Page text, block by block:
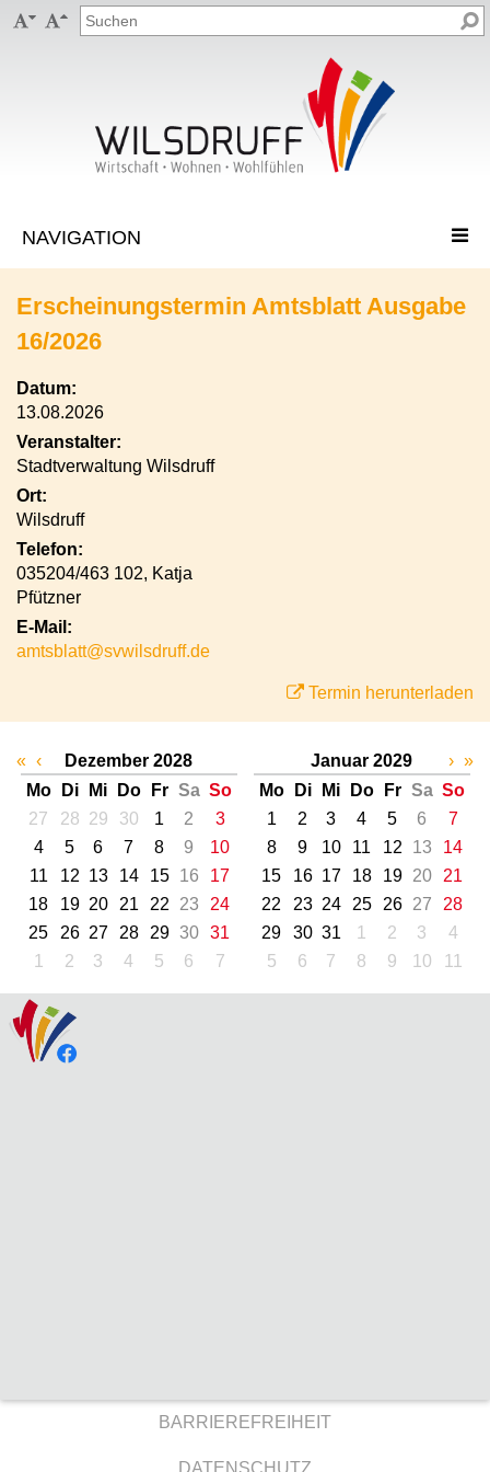
 
Erscheinungstermin Amtsblatt Ausgabe
16/2026
Datum:
13.08.2026
Veranstalter:
Stadtverwaltung Wilsdruff
Ort:
Wilsdruff
Telefon:
035204/463 102, Katja
Pfützner
E-Mail:
amtsblatt@svwilsdruff.de
Termin herunterladen
« ‹
Dezember 2028
Mo
Di Mi Do Fr Sa So
27
28 29 30 1 2
3
4
5 6 7 8 9
10
11
12 13 14 15 16
17
18
19 20 21 22 23
24
25
26 27 28 29 30
31
1
2 3 4 5 6 7
Januar 2029
Mo
Di Mi Do Fr Sa So
1
2 3 4 5 6
7
8
9 10 11 12 13
14
15
16 17 18 19 20
21
22
23 24 25 26 27
28
29
30 31 1 2 3
4
5
6 7 8 9 10 11
› »
BARRIEREFREIHEIT
DATENSCHUTZ